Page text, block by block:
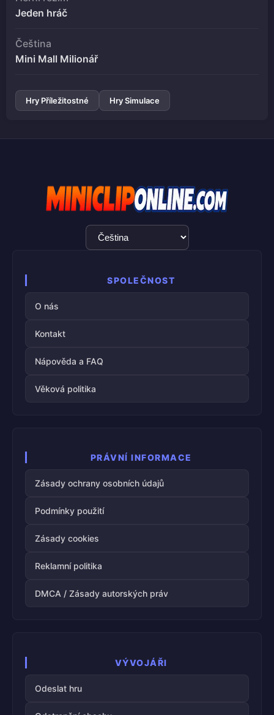
Jeden hráč
Čeština
Mini Mall Milionář
Hry Příležitostné Hry Simulace
Výběr
jazyka
SPOLEČNOST
O nás
Kontakt
Nápověda a FAQ
Věková politika
PRÁVNÍ INFORMACE
Zásady ochrany osobních údajů
Podmínky použití
Zásady cookies
Reklamní politika
DMCA / Zásady autorských práv
VÝVOJÁŘI
Odeslat hru